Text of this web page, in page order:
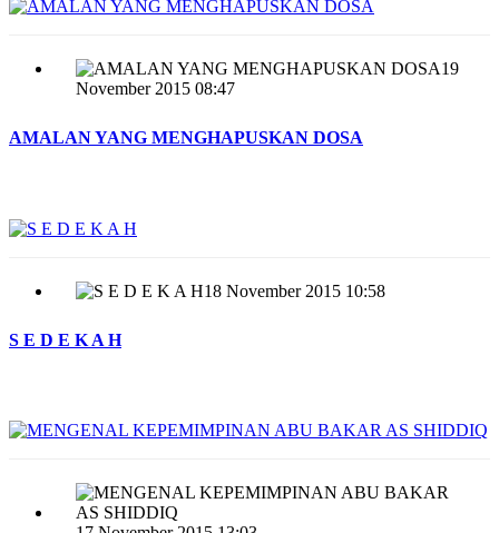
19
November 2015 08:47
AMALAN YANG MENGHAPUSKAN DOSA
18 November 2015 10:58
S E D E K A H